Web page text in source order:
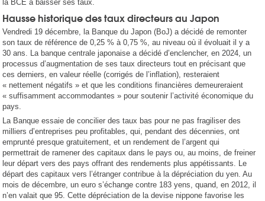
la BCE à baisser ses taux.
Hausse historique des taux directeurs au Japon
Vendredi 19 décembre, la Banque du Japon (BoJ) a décidé de remonter
son taux de référence de 0,25 % à 0,75 %, au niveau où il évoluait il y a
30 ans. La banque centrale japonaise a décidé d’enclencher, en 2024, un
processus d’augmentation de ses taux directeurs tout en précisant que
ces derniers, en valeur réelle (corrigés de l’inflation), resteraient
« nettement négatifs » et que les conditions financières demeureraient
« suffisamment accommodantes » pour soutenir l’activité économique du
pays.
La Banque essaie de concilier des taux bas pour ne pas fragiliser des
milliers d’entreprises peu profitables, qui, pendant des décennies, ont
emprunté presque gratuitement, et un rendement de l’argent qui
permettrait de ramener des capitaux dans le pays ou, au moins, de freiner
leur départ vers des pays offrant des rendements plus appétissants. Le
départ des capitaux vers l’étranger contribue à la dépréciation du yen. Au
mois de décembre, un euro s’échange contre 183 yens, quand, en 2012, il
n’en valait que 95. Cette dépréciation de la devise nippone favorise les